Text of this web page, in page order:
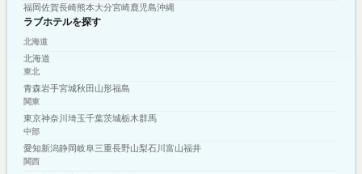
福岡佐賀長崎熊本大分宮崎鹿児島沖縄
ラブホテルを探す
北海道
北海道
東北
青森岩手宮城秋田山形福島
関東
東京神奈川埼玉千葉茨城栃木群馬
中部
愛知新潟静岡岐阜三重長野山梨石川富山福井
関西